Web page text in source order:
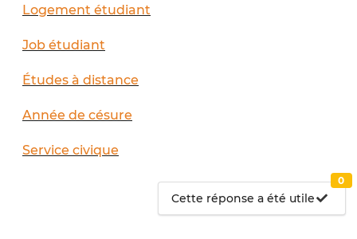
Logement étudiant
Job étudiant
Études à distance
Année de césure
Service civique
Cette réponse a été utile
0